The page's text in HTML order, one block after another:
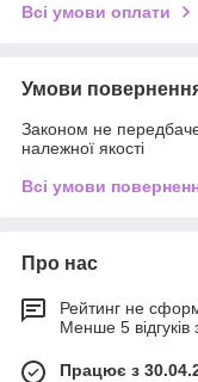
Всі умови оплати
Умови
Законом не
належної якості
Всі умови
Про нас
Рейтинг не
Менше 5 відгуків
Працює з